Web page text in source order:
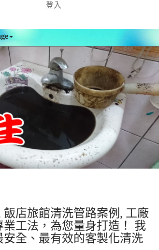
登入
店旅館清洗管路案例, 工廠
工法，為您量身打造！ 我
全、最有效的客製化清洗